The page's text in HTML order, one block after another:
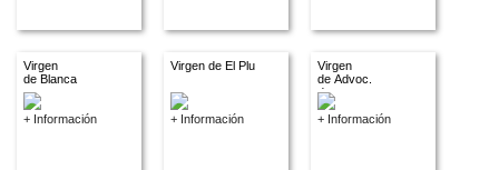
Virgen
de Blanca
+ Información
Virgen de El Plu
+ Información
Virgen
de Advoc.
descon.
+ Información